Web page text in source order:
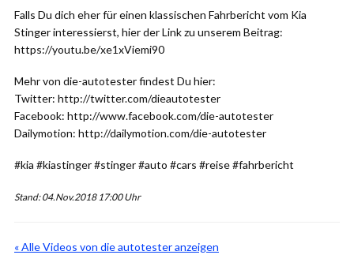
Falls Du dich eher für einen klassischen Fahrbericht vom Kia
Stinger interessierst, hier der Link zu unserem Beitrag:
https://youtu.be/xe1xViemi90
Mehr von die-autotester findest Du hier:
Twitter: http://twitter.com/dieautotester
Facebook: http://www.facebook.com/die-autotester
Dailymotion: http://dailymotion.com/die-autotester
#kia #kiastinger #stinger #auto #cars #reise #fahrbericht
Stand: 04.Nov.2018 17:00 Uhr
« Alle Videos von die autotester anzeigen